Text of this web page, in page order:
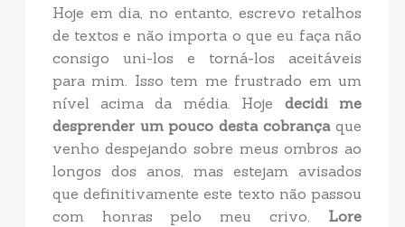
Hoje em dia, no entanto, escrevo retalhos
de textos e não importa o que eu faça não
consigo uni-los e torná-los aceitáveis
para mim. Isso tem me frustrado em um
nível acima da média. Hoje decidi me
desprender um pouco desta cobrançaque
venho despejando sobre meus ombros ao
longos dos anos, mas estejam avisados
que definitivamente este texto não passou
com honras pelo meu crivo. Lore